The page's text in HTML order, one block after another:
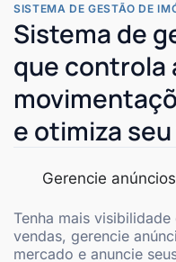
SISTEMA DE GESTÃO DE
Sistema de
que controla
e otimiza
Gerencie
Tenha mais
vendas, gerencie
mercado e anuncie